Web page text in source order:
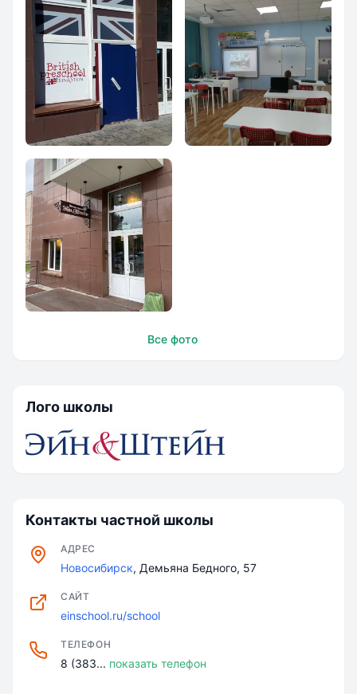
Частная начальная
школа
`Эйн&Штейн`
Частная начальнаяВсе фото
Лого школы
Контакты частной школы
АДРЕС
Новосибирск, Демьяна Бедного, 57
САЙТ
einschool.ru/school
ТЕЛЕФОН
8 (383... показать телефон